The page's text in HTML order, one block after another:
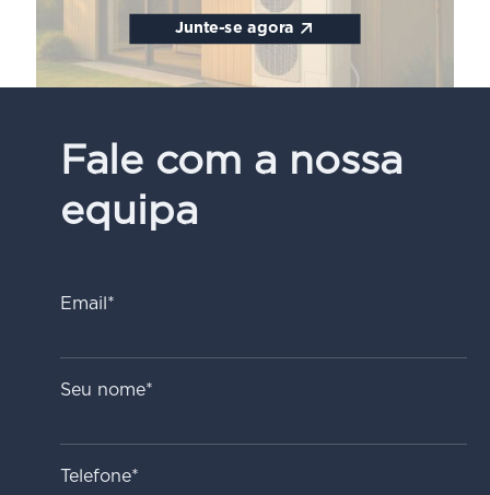
Junte-se agora
Fale com a nossa
equipa
Email*
Seu nome*
Telefone*